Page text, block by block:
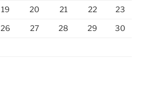
19 20 21 22 23
26 27 28 29 30